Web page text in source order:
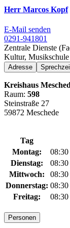
Herr Marcos Kopf
E-Mail senden
0291-941801
Zentrale Dienste
Kultur,
Adresse
Kreishaus
Raum: 598
Steinstraße 27
59872 Meschede
Tag
Montag:
Dienstag:
Mittwoch:
Donnerstag:
Freitag:
Personen